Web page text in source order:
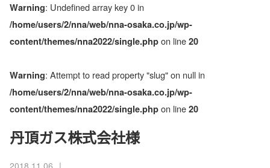
Warning: Undefined array key 0 in
/home/users/2/nna/web/nna-osaka.co.jp/wp-
content/themes/nna2022/single.php on line 20
Warning: Attempt to read property "slug" on null in
/home/users/2/nna/web/nna-osaka.co.jp/wp-
content/themes/nna2022/single.php on line 20
丹頂ガス株式会社様
2018.11.06 |